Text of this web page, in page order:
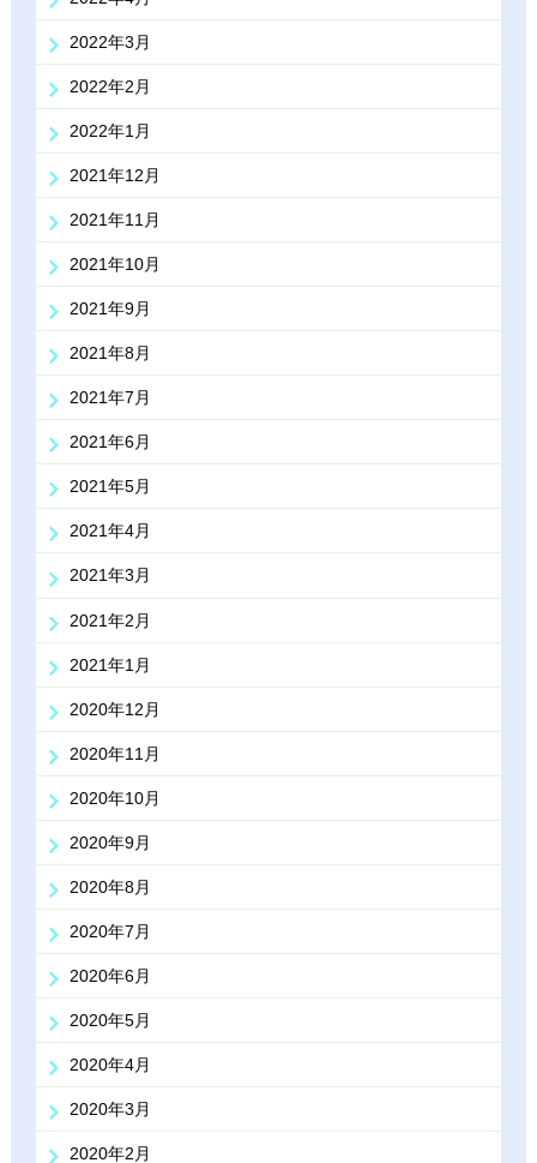
2022年3月
2022年2月
2022年1月
2021年12月
2021年11月
2021年10月
2021年9月
2021年8月
2021年7月
2021年6月
2021年5月
2021年4月
2021年3月
2021年2月
2021年1月
2020年12月
2020年11月
2020年10月
2020年9月
2020年8月
2020年7月
2020年6月
2020年5月
2020年4月
2020年3月
2020年2月